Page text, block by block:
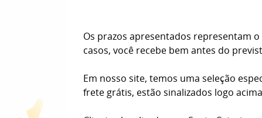
Os prazos apresentados representam
casos, você recebe bem antes do
Em nosso site, temos uma seleção
frete grátis, estão sinalizados logo